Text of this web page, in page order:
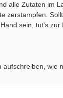
alle Zutaten im
zerstampfen.
sein, tut's zur
aufschreiben, wie